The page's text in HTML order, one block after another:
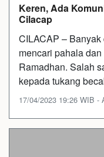
Keren, Ada
Cilacap
CILACAP –
mencari pahala
Ramadhan. Salah
kepada tukang
17/04/2023 19:26 WIB -